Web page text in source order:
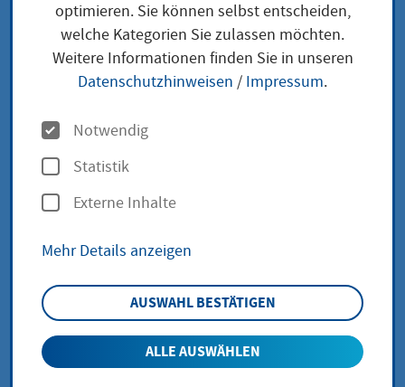
Suche nach
zuständigem
Finanzamt auf der
Internetseite des
Bundeszentralamtes
für Steuern
zurück zur Übersicht
optimieren. Sie können selbst entscheiden,
welche Kategorien Sie zulassen möchten.
Weitere Informationen finden Sie in unseren
Datenschutzhinweisen / Impressum.
O
p
t
i
e
n
Notwendig
Statistik
Externe Inhalte
Mehr Details anzeigen
AUSWAHL BESTÄTIGEN
ALLE AUSWÄHLEN